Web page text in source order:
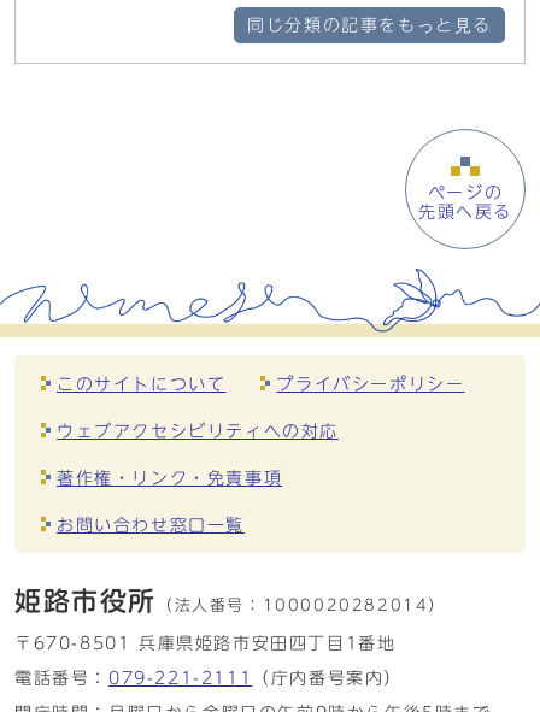
同じ分類の記事をもっと見る
ページの
先頭へ戻る
このサイトについて プライバシーポリシー
ウェブアクセシビリティへの対応
著作権・リンク・免責事項
お問い合わせ窓口一覧
姫路市役所 （法人番号： 1000020282014）
〒670-8501 兵庫県姫路市安田四丁目1番地
電話番号： 079-221-2111
（庁内番号案内）